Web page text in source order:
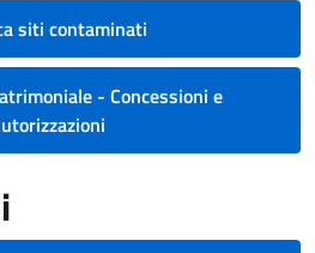
siti contaminati
- Concessioni e